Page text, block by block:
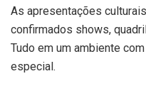
As apresentações
confirmados shows,
Tudo em um ambiente
especial.